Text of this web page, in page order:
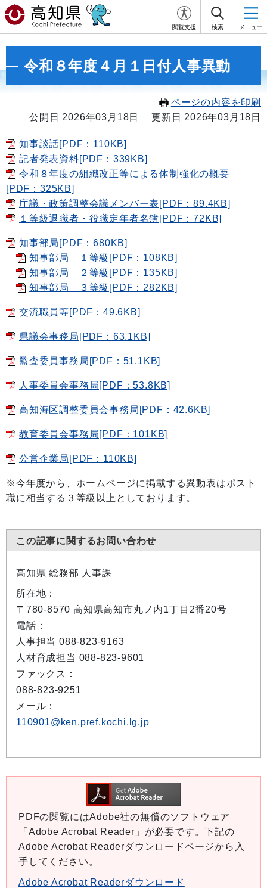
閲覧支援 検索 メニュー
令和８年度４月１日付人事異動
ページの内容を印刷
公開日 2026年03月18日
更新日 2026年03月18日
知事談話[PDF：110KB]
記者発表資料[PDF：339KB]
令和８年度の組織改正等による体制強化の概要
[PDF：325KB]
庁議・政策調整会議メンバー表[PDF：89.4KB]
１等級退職者・役職定年者名簿[PDF：72KB]
知事部局[PDF：680KB]
知事部局 １等級[PDF：108KB]
知事部局 ２等級[PDF：135KB]
知事部局 ３等級[PDF：282KB]
交流職員等[PDF：49.6KB]
県議会事務局[PDF：63.1KB]
監査委員事務局[PDF：51.1KB]
人事委員会事務局[PDF：53.8KB]
高知海区調整委員会事務局[PDF：42.6KB]
教育委員会事務局[PDF：101KB]
公営企業局[PDF：110KB]
※今年度から、ホームページに掲載する異動表はポスト
職に相当する３等級以上としております。
この記事に関するお問い合わせ
高知県 総務部 人事課
所在地：
〒780-8570 高知県高知市丸ノ内1丁目2番20号
電話：
人事担当 088-823-9163
人材育成担当 088-823-9601
ファックス：
088-823-9251
メール：
110901@ken.pref.kochi.lg.jp
PDFの閲覧にはAdobe社の無償のソフトウェア
「Adobe Acrobat Reader」が必要です。下記の
Adobe Acrobat Readerダウンロードページから入
手してください。
Adobe Acrobat Readerダウンロード